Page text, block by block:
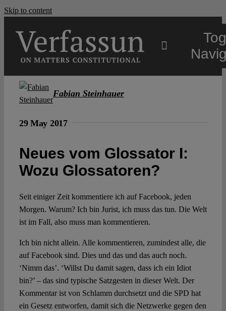
Skip to content
Projects
Authors
Spotlight
Fabian Steinhauer
29 May 2017
Neues vom Glossator I:
Wozu Glossatoren?
Seit einiger Zeit kommentiere ich auf Facebook, jeden
Morgen. Warum? Ich bin Jurist, ich muss das tun. Die Welt
ist im Fall, also muss man kommentieren.
Ich bin nicht allein. Alle kommentieren, zumindest alle, die
auf Facebook sind. Dies und das und das auch noch.
‘Nimm das’. ‘Willst Du damit sagen, dass ich ein Idiot
bin?’ – das sind typische Satzgesten in dieser Welt. Der
Kommentar ist von Schlamm durchsetzt und die SPD hat
ein Gesetz entworfen, damit sich die Netzwerke gegen den